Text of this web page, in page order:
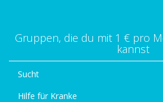
Gruppen, die du mit 1 € pro
kannst
Sucht
Hilfe für Kranke